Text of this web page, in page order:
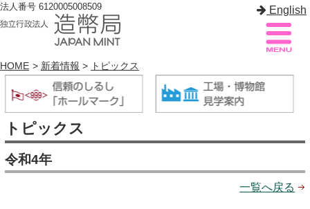
法人番号 6120005008509 English
造幣局案内 サイトマップ
トップページ
造幣局について
HOME > 新着情報 > トピックス
トピックス
令和4年
一覧へ戻る